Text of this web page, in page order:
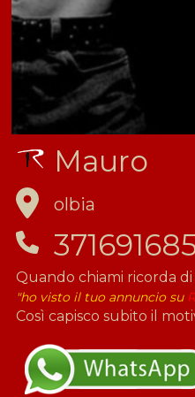
Mauro
olbia
Quando chiami ricorda di
"ho visto il tuo annuncio su
Così capisco subito il